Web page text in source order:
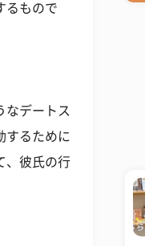
るもので
なデートス
するために
、彼氏の行